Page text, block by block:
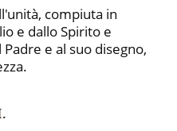
compiuta in
e dallo Spirito e
e al suo disegno,